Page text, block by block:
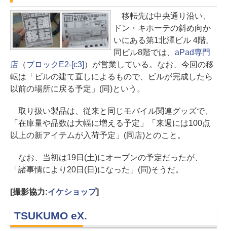
移転先は中央通り沿い、
ドン・キホーテの斜め向か
いにある第1北澤ビル 4階。
同ビル8階では、 aPad専門
店 （ブロックE2-[c3] ）が営業している。なお、今回の移
転は「ビルの建て直しによるもので、ビルが完成したら
以前の場所に戻る予定」(同)という。
取り扱い製品は、従来と同じモバイル関連グッズで、
「在庫量や品数は大幅に増える予定」「来週には100点
以上の新アイテムが入荷予定」(同店)とのこと。
なお、当初は19日(土)にオープンの予定だったが、
「諸事情により20日(日)になった」(同)そうだ。
[撮影協力:イケショップ]
TSUKUMO eX.